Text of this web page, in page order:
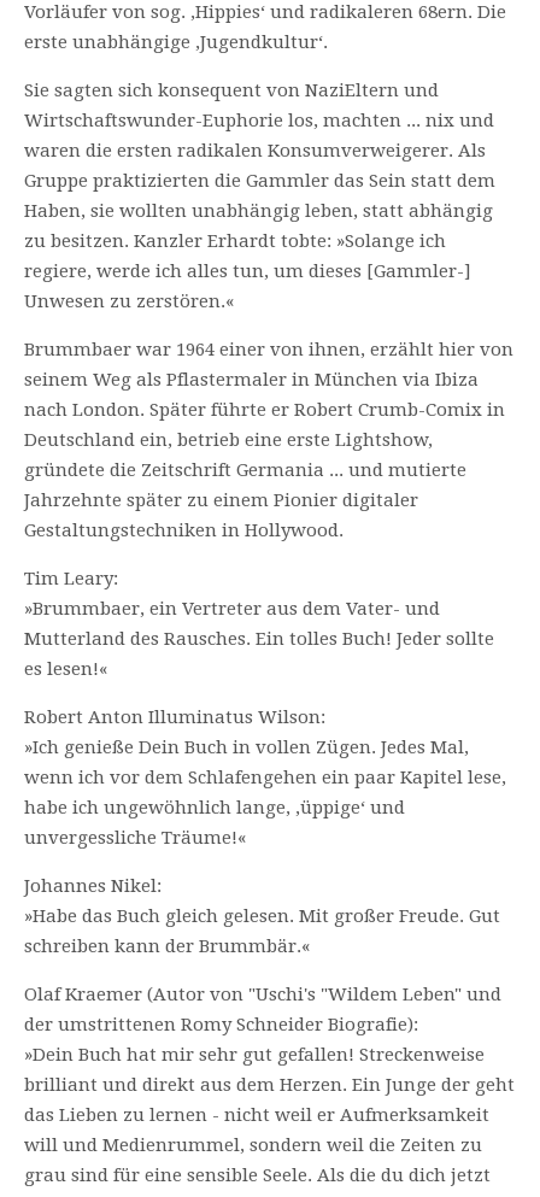
Vorläufer von sog. ‚Hippies‘ und radikaleren 68ern. Die
erste unabhängige ‚Jugendkultur‘.
Sie sagten sich konsequent von NaziEltern und
Wirtschaftswunder-Euphorie los, machten ... nix und
waren die ersten radikalen Konsumverweigerer. Als
Gruppe praktizierten die Gammler das Sein statt dem
Haben, sie wollten unabhängig leben, statt abhängig
zu besitzen. Kanzler Erhardt tobte: »Solange ich
regiere, werde ich alles tun, um dieses [Gammler-]
Unwesen zu zerstören.«
Brummbaer war 1964 einer von ihnen, erzählt hier von
seinem Weg als Pflastermaler in München via Ibiza
nach London. Später führte er Robert Crumb-Comix in
Deutschland ein, betrieb eine erste Lightshow,
gründete die Zeitschrift Germania ... und mutierte
Jahrzehnte später zu einem Pionier digitaler
Gestaltungstechniken in Hollywood.
Tim Leary:
»Brummbaer, ein Vertreter aus dem Vater- und
Mutterland des Rausches. Ein tolles Buch! Jeder sollte
es lesen!«
Robert Anton Illuminatus Wilson:
»Ich genieße Dein Buch in vollen Zügen. Jedes Mal,
wenn ich vor dem Schlafengehen ein paar Kapitel lese,
habe ich ungewöhnlich lange, ‚üppige‘ und
unvergessliche Träume!«
Johannes Nikel:
»Habe das Buch gleich gelesen. Mit großer Freude. Gut
schreiben kann der Brummbär.«
Olaf Kraemer (Autor von "Uschi's "Wildem Leben" und
der umstrittenen Romy Schneider Biografie):
»Dein Buch hat mir sehr gut gefallen! Streckenweise
brilliant und direkt aus dem Herzen. Ein Junge der geht
das Lieben zu lernen - nicht weil er Aufmerksamkeit
will und Medienrummel, sondern weil die Zeiten zu
grau sind für eine sensible Seele. Als die du dich jetzt